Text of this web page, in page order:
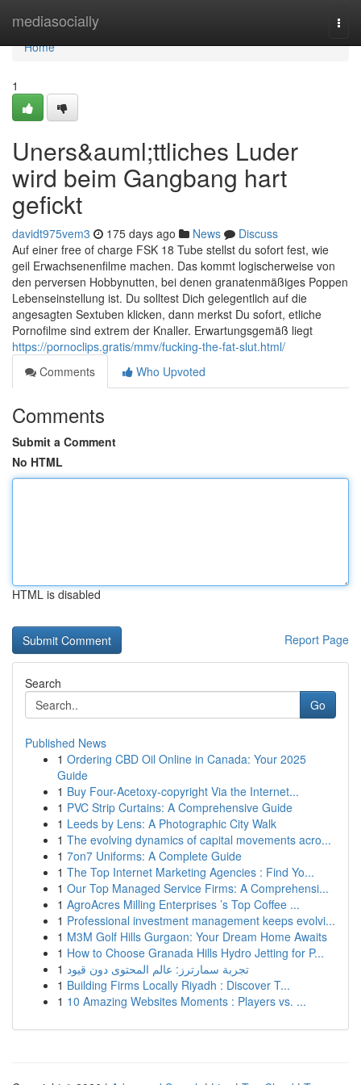
mediasocially
Home
Home
1
Uners&auml;ttliches Luder
wird beim Gangbang hart
gefickt
davidt975vem3 175 days ago News
Discuss
Auf einer free of charge FSK 18 Tube stellst du sofort fest, wie
geil Erwachsenenfilme machen. Das kommt logischerweise von
den perversen Hobbynutten, bei denen granatenmäßiges Poppen
Lebenseinstellung ist. Du solltest Dich gelegentlich auf die
angesagten Sextuben klicken, dann merkst Du sofort, etliche
Pornofilme sind extrem der Knaller. Erwartungsgemäß liegt
https://pornoclips.gratis/mmv/fucking-the-fat-slut.html/
Comments
Who Upvoted
Comments
Submit a Comment
No HTML
HTML is disabled
Report Page
Search
Go
Published News
1 Ordering CBD Oil Online in Canada: Your 2025
Guide
1 Buy Four-Acetoxy-copyright Via the Internet...
1 PVC Strip Curtains: A Comprehensive Guide
1 Leeds by Lens: A Photographic City Walk
1 The evolving dynamics of capital movements acro...
1 7on7 Uniforms: A Complete Guide
1 The Top Internet Marketing Agencies : Find Yo...
1 Our Top Managed Service Firms: A Comprehensi...
1 AgroAcres Milling Enterprises ’s Top Coffee ...
1 Professional investment management keeps evolvi...
1 M3M Golf Hills Gurgaon: Your Dream Home Awaits
1 How to Choose Granada Hills Hydro Jetting for P...
1 تجربة سمارترز: عالم المحتوى دون قيود
1 Building Firms Locally Riyadh : Discover T...
1 10 Amazing Websites Moments : Players vs. ...